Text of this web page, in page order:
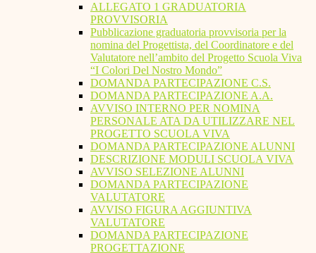
ALLEGATO 1 GRADUATORIA
PROVVISORIA
Pubblicazione graduatoria provvisoria per la
nomina del Progettista, del Coordinatore e del
Valutatore nell’ambito del Progetto Scuola Viva
“I Colori Del Nostro Mondo”
DOMANDA PARTECIPAZIONE C.S.
DOMANDA PARTECIPAZIONE A.A.
AVVISO INTERNO PER NOMINA
PERSONALE ATA DA UTILIZZARE NEL
PROGETTO SCUOLA VIVA
DOMANDA PARTECIPAZIONE ALUNNI
DESCRIZIONE MODULI SCUOLA VIVA
AVVISO SELEZIONE ALUNNI
DOMANDA PARTECIPAZIONE
VALUTATORE
AVVISO FIGURA AGGIUNTIVA
VALUTATORE
DOMANDA PARTECIPAZIONE
PROGETTAZIONE